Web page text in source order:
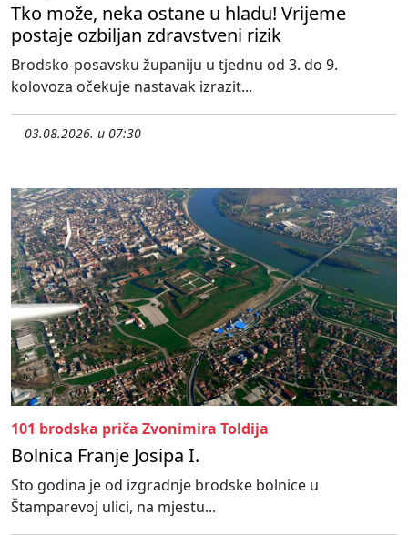
Tko može, neka ostane u hladu! Vrijeme
postaje ozbiljan zdravstveni rizik
Brodsko-posavsku županiju u tjednu od 3. do 9.
kolovoza očekuje nastavak izrazit...
03.08.2026. u 07:30
101 brodska priča Zvonimira Toldija
Bolnica Franje Josipa I.
Sto godina je od izgradnje brodske bolnice u
Štamparevoj ulici, na mjestu...